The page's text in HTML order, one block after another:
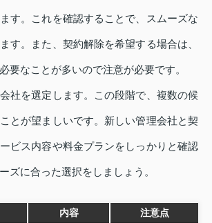
す。これを確認することで、スムーズな
す。また、契約解除を希望する場合は、
要なことが多いので注意が必要です。
社を選定します。この段階で、複数の候
とが望ましいです。新しい管理会社と契
ビス内容や料金プランをしっかりと確認
ズに合った選択をしましょう。
内容 注意点